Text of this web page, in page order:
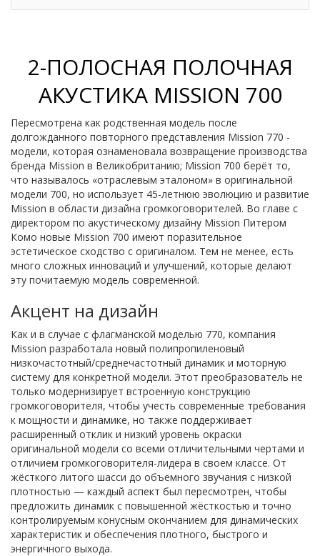
2-ПОЛОСНАЯ ПОЛОЧНАЯ
АКУСТИКА MISSION 700
Пересмотрена как родственная модель после
долгожданного повторного представления Mission 770 -
модели, которая ознаменовала возвращение производства
бренда Mission в Великобританию; Mission 700 берёт то,
что называлось «отраслевым эталоном» в оригинальной
модели 700, но использует 45-летнюю эволюцию и развитие
Mission в области дизайна громкоговорителей. Во главе с
директором по акустическому дизайну Mission Питером
Комо новые Mission 700 имеют поразительное
эстетическое сходство с оригиналом. Тем не менее, есть
много сложных инноваций и улучшений, которые делают
эту почитаемую модель современной.
Акцент на дизайн
Как и в случае с флагманской моделью 770, компания
Mission разработала новый полипропиленовый
низкочастотный/среднечастотный динамик и моторную
систему для конкретной модели. Этот преобразователь не
только модернизирует встроенную конструкцию
громкоговорителя, чтобы учесть современные требования
к мощности и динамике, но также поддерживает
расширенный отклик и низкий уровень окраски
оригинальной модели со всеми отличительными чертами и
отличием громкоговорителя-лидера в своем классе. От
жёсткого литого шасси до объемного звучания с низкой
плотностью — каждый аспект был пересмотрен, чтобы
предложить динамик с повышенной жёсткостью и точно
контролируемым конусным окончанием для динамических
характеристик и обеспечения плотного, быстрого и
энергичного выхода.